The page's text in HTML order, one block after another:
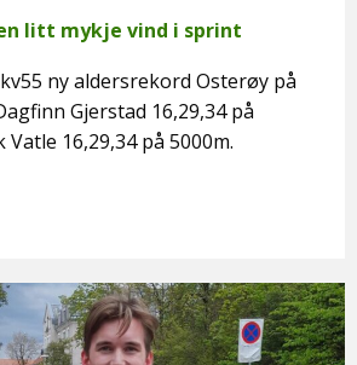
litt mykje vind i sprint
ny aldersrekord Osterøy på
Gjerstad 16,29,34 på
Vatle 16,29,34 på 5000m.